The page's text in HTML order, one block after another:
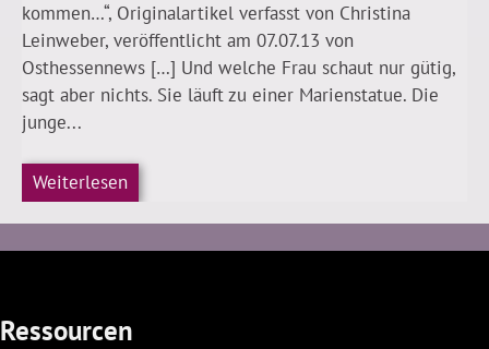
kommen…“, Originalartikel verfasst von Christina
Leinweber, veröffentlicht am 07.07.13 von
Osthessennews […] Und welche Frau schaut nur gütig,
sagt aber nichts. Sie läuft zu einer Marienstatue. Die
junge...
Weiterlesen
Ressourcen